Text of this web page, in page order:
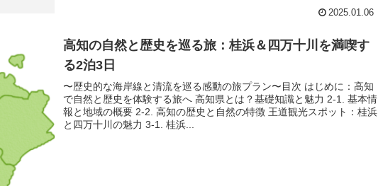
2025.01.06
高知の自然と歴史を巡る旅：桂浜＆四万十川を満喫す
る2泊3日
〜歴史的な海岸線と清流を巡る感動の旅プラン〜目次 はじめに：高知
で自然と歴史を体験する旅へ 高知県とは？基礎知識と魅力 2-1. 基本情
報と地域の概要 2-2. 高知の歴史と自然の特徴 王道観光スポット：桂浜
と四万十川の魅力 3-1. 桂浜...